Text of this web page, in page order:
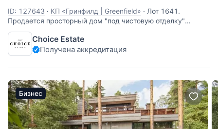
ID: 127643 · КП «Гринфилд | Greenfield» · Лот 1641.
Продается просторный дом "под чистовую отделку"
площадью 556 м2 в замечательном коттеджном поселке
"Гринфилд", всего в 25 километрах от МКАД по
Новорижскому шоссе.Этот жилой объект представляет
Choice Estate
Получена аккредитация
Бизнес